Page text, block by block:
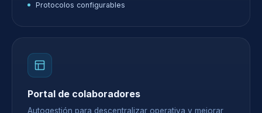
Protocolos configurables
Portal de colaboradores
Autogestión para descentralizar operativa y mejorar